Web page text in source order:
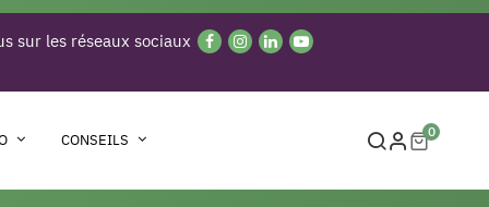
sur les réseaux sociaux
CONSEILS 0